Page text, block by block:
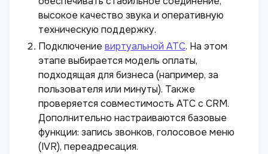
высокое качество звука и оперативную
техническую поддержку.
Подключение виртуальной АТС. На этом
этапе выбирается модель оплаты,
подходящая для бизнеса (например, за
пользователя или минуты). Также
проверяется совместимость АТС с CRM.
Дополнительно настраиваются базовые
функции: запись звонков, голосовое меню
(IVR), переадресация.